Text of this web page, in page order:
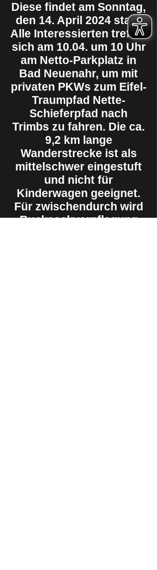
Diese findet am Sonntag,
den 14. April 2024 statt.
Alle Interessierten treffen
sich am 10.04. um 10 Uhr
am Netto-Parkplatz in
Bad Neuenahr, um mit
privaten PKWs zum Eifel-
Traumpfad Nette-
Schieferpfad nach
Trimbs zu fahren. Die ca.
9,2 km lange
Wanderstrecke ist als
mittelschwer eingestuft
und nicht für
Kinderwagen geeignet.
Für zwischendurch wird
Rucksackverpflegung